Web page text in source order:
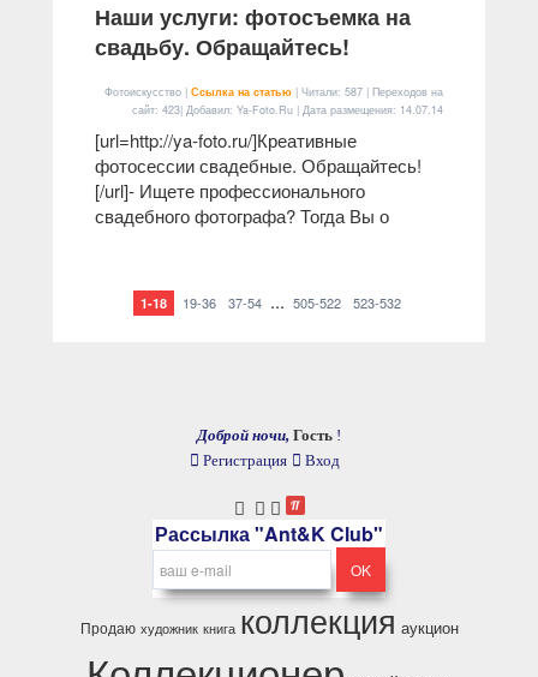
Наши услуги: фотосъемка на
свадьбу. Обращайтесь!
Фотоискусство | Ссылка на статью | Читали: 587 | Переходов на
сайт: 423| Добавил: Ya-Foto.Ru | Дата размещения: 14.07.14
[url=http://ya-foto.ru/]Креативные
фотосессии свадебные. Обращайтесь!
[/url]- Ищете профессионального
свадебного фотографа? Тогда Вы о
1-18 19-36 37-54 ... 505-522 523-532
Доброй ночи, Гость !
Регистрация
Вход
Рассылка "Ant&K Club"
Продаю художник книга коллекция аукцион